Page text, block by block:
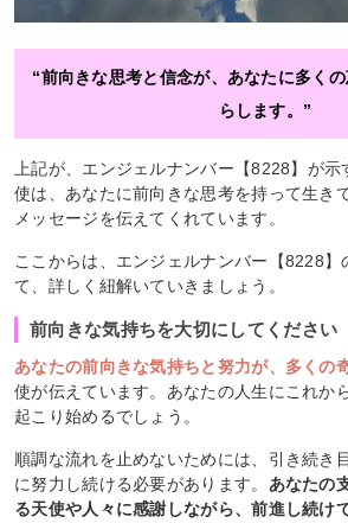
“前向きな思考と信念が、あなたに多く
らします。”
上記が、エンジェルナンバー【8228】が
使は、あなたに前向きな思考を持って生き
メッセージを伝えてくれています。
ここからは、エンジェルナンバー【8228
て、詳しく紐解いていきましょう。
前向きな気持ちを大切にしてください
あなたの前向きな気持ちと努力が、多くの
使が伝えています。あなたの人生にこれか
起こり始めるでしょう。
順調な流れを止めないためには、引き続き
に努力し続ける必要があります。 あなたの
る天使や人々に感謝しながら、前進し続け